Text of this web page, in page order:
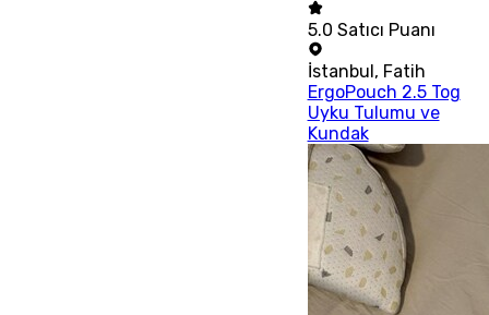
5.0 Satıcı Puanı
İstanbul, Fatih
ErgoPouch 2.5 Tog
Uyku Tulumu ve
Kundak